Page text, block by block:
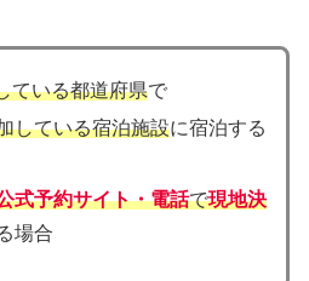
ている都道府県で
している宿泊施設に宿泊する
式予約サイト・電話で現地決
場合